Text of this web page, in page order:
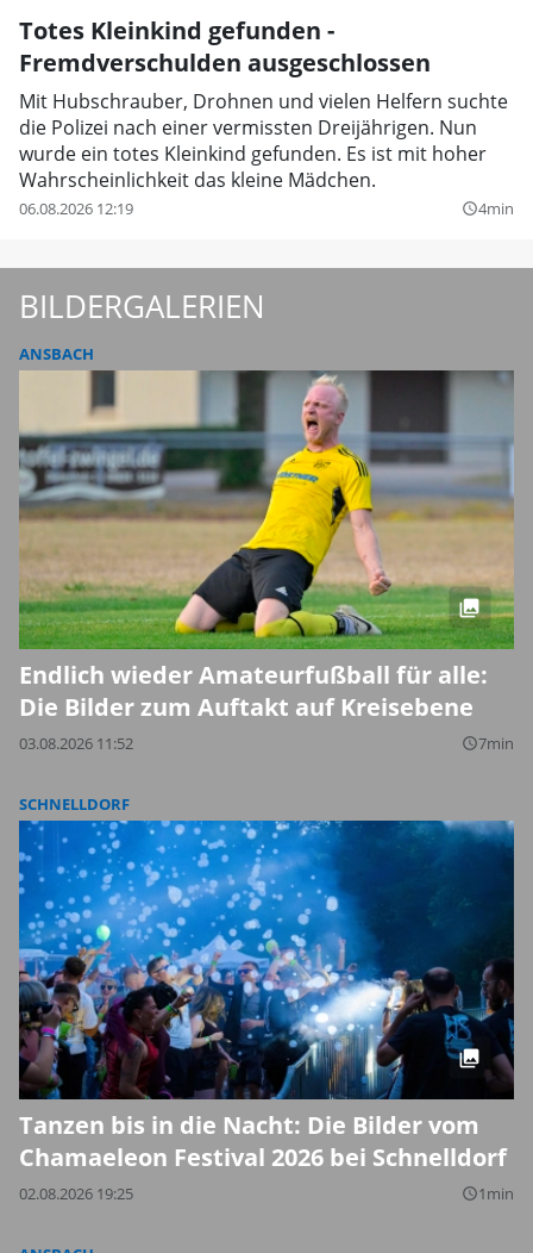
Totes Kleinkind gefunden -
Fremdverschulden ausgeschlossen
Mit Hubschrauber, Drohnen und vielen Helfern suchte
die Polizei nach einer vermissten Dreijährigen. Nun
wurde ein totes Kleinkind gefunden. Es ist mit hoher
Wahrscheinlichkeit das kleine Mädchen.
06.08.2026 12:19 query_builder4min
BILDERGALERIEN
ANSBACH
Endlich wieder Amateurfußball für alle:
Die Bilder zum Auftakt auf Kreisebene
03.08.2026 11:52 query_builder7min
SCHNELLDORF
Tanzen bis in die Nacht: Die Bilder vom
Chamaeleon Festival 2026 bei Schnelldorf
02.08.2026 19:25 query_builder1min